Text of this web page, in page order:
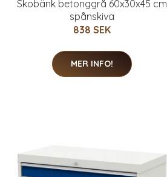
Skobänk betonggrå 60x30x45 cm
spånskiva
838 SEK
MER INFO!